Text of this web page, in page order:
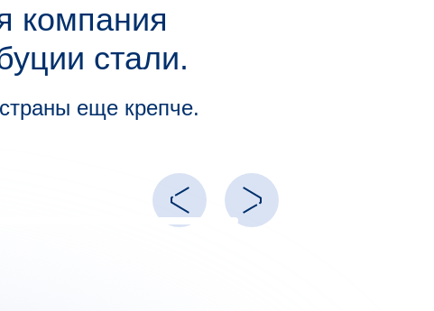
компания
стали.
еще крепче.